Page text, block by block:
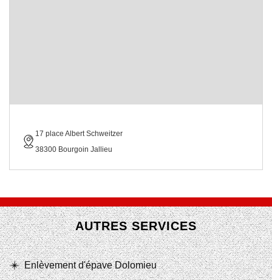
17 place Albert Schweitzer
38300 Bourgoin Jallieu
AUTRES SERVICES
Enlèvement d'épave Dolomieu